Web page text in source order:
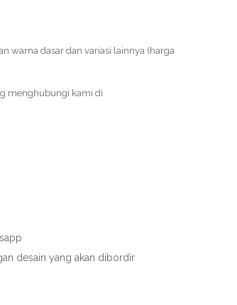
warna dasar dan variasi lainnya (harga
menghubungi kami di
desain yang akan dibordir